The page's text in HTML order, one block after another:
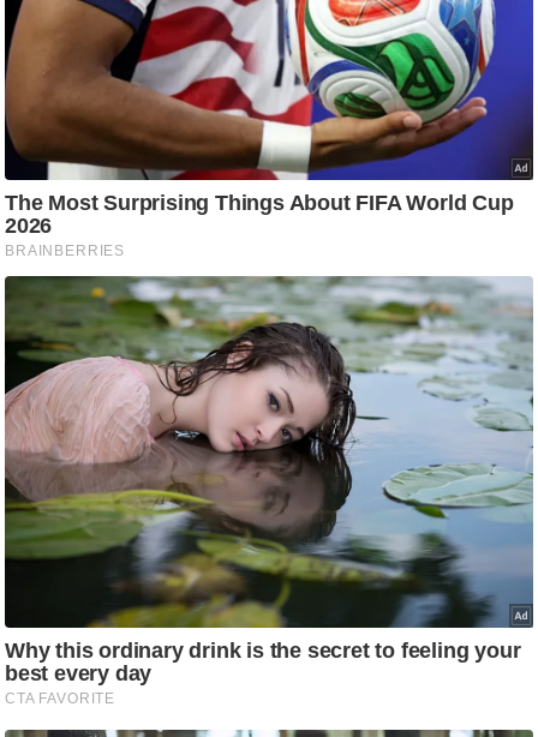
न
घ
रे
लू
नु
स्खे
प
र्य
ट
न
स्थ
ल
फि
ट
मं
त्रा
रि